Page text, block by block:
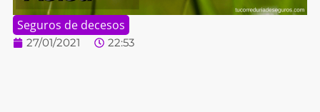
Seguros de decesos
27/01/2021 22:53